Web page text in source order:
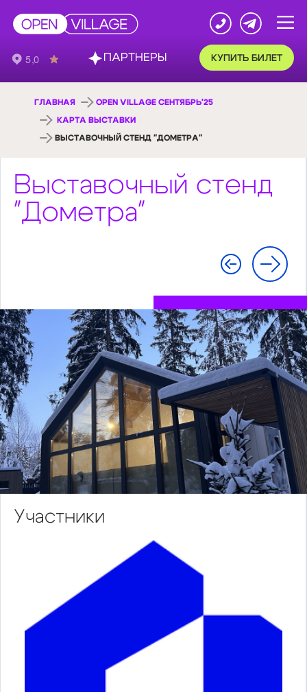
КУПИТЬ БИЛЕТ
ГЛАВНАЯ OPEN VILLAGE СЕНТЯБРЬ'25
КАРТА ВЫСТАВКИ
ВЫСТАВОЧНЫЙ СТЕНД "ДОМЕТРА"
Выставочный стенд
"Дометра"
Участники